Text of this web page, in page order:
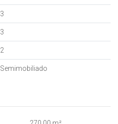
3
3
2
Semimobiliado